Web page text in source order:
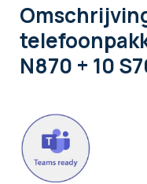
N870 + 10